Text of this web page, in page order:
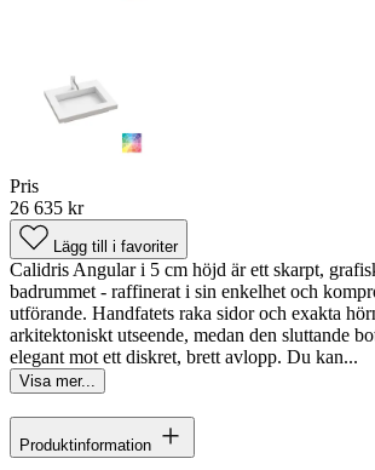
Pris
26 635 kr
Lägg till i favoriter
Calidris Angular i 5 cm höjd är ett skarpt,
badrummet - raffinerat i sin enkelhet och
utförande. Handfatets raka sidor och exakta
arkitektoniskt utseende, medan den sluttande
elegant mot ett diskret, brett avlopp. Du kan...
Visa mer...
Produktinformation